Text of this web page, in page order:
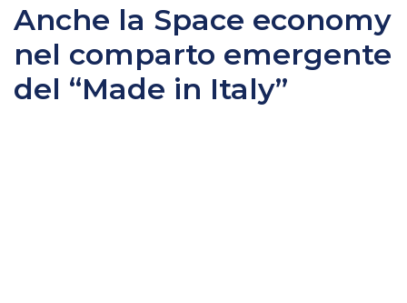
Anche la Space economy
nel comparto emergente
del “Made in Italy”